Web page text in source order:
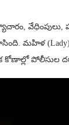
మహిళ
పోలీసుల